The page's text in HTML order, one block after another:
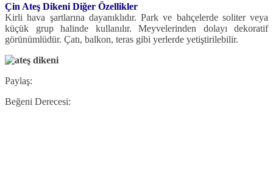
Çin Ateş Dikeni Diğer Özellikler
Kirli hava şartlarına dayanıklıdır. Park ve bahçelerde soliter veya
küçük grup halinde kullanılır. Meyvelerinden dolayı dekoratif
görünümlüdür. Çatı, balkon, teras gibi yerlerde yetiştirilebilir.
Paylaş:
Beğeni Derecesi: